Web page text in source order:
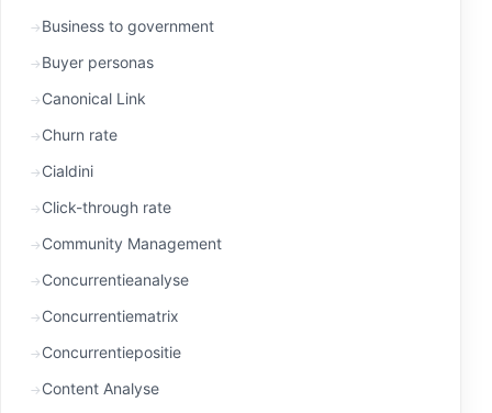
Business to government
Buyer personas
Canonical Link
Churn rate
Cialdini
Click-through rate
Community Management
Concurrentieanalyse
Concurrentiematrix
Concurrentiepositie
Content Analyse